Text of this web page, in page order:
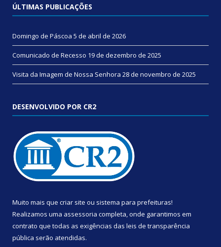
ÚLTIMAS PUBLICAÇÕES
Domingo de Páscoa 5 de abril de 2026
Comunicado de Recesso 19 de dezembro de 2025
Visita da Imagem de Nossa Senhora 28 de novembro de 2025
DESENVOLVIDO POR CR2
Muito mais que criar site ou sistema para prefeituras!
Realizamos uma assessoria completa, onde garantimos em
contrato que todas as exigências das leis de transparência
pública serão atendidas.